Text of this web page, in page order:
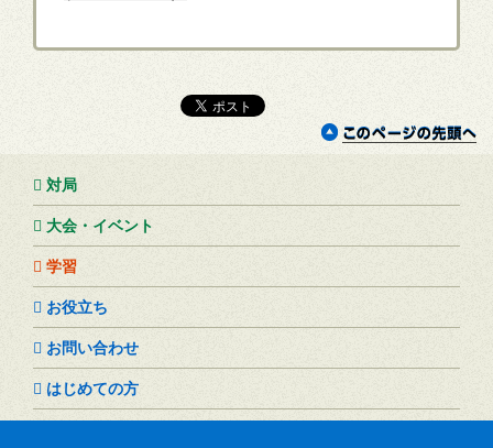
対局
大会・イベント
学習
お役立ち
お問い合わせ
はじめての方